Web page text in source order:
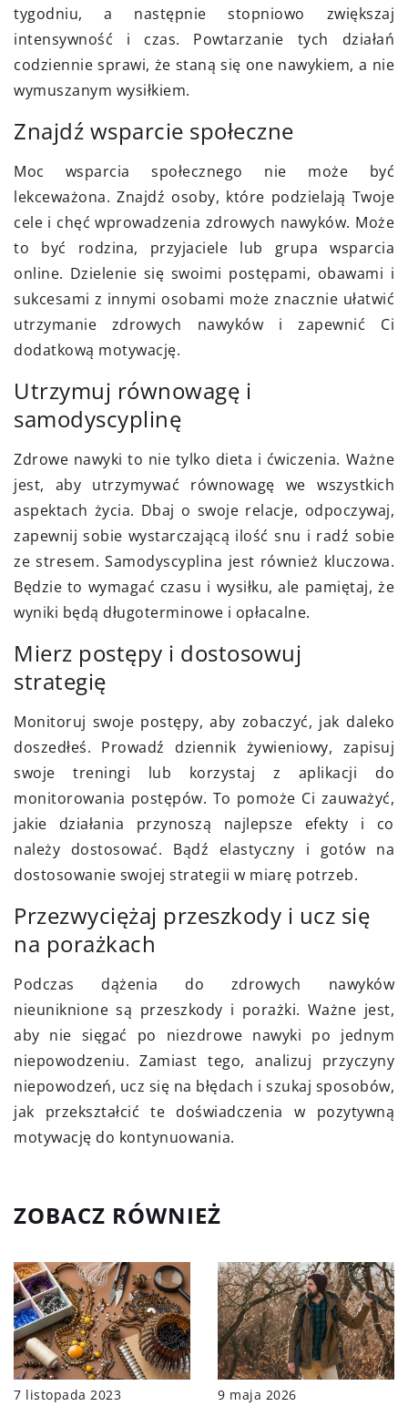
tygodniu, a następnie stopniowo zwiększaj
intensywność i czas. Powtarzanie tych działań
codziennie sprawi, że staną się one nawykiem, a nie
wymuszanym wysiłkiem.
Znajdź wsparcie społeczne
Moc wsparcia społecznego nie może być
lekceważona. Znajdź osoby, które podzielają Twoje
cele i chęć wprowadzenia zdrowych nawyków. Może
to być rodzina, przyjaciele lub grupa wsparcia
online. Dzielenie się swoimi postępami, obawami i
sukcesami z innymi osobami może znacznie ułatwić
utrzymanie zdrowych nawyków i zapewnić Ci
dodatkową motywację.
Utrzymuj równowagę i
samodyscyplinę
Zdrowe nawyki to nie tylko dieta i ćwiczenia. Ważne
jest, aby utrzymywać równowagę we wszystkich
aspektach życia. Dbaj o swoje relacje, odpoczywaj,
zapewnij sobie wystarczającą ilość snu i radź sobie
ze stresem. Samodyscyplina jest również kluczowa.
Będzie to wymagać czasu i wysiłku, ale pamiętaj, że
wyniki będą długoterminowe i opłacalne.
Mierz postępy i dostosowuj
strategię
Monitoruj swoje postępy, aby zobaczyć, jak daleko
doszedłeś. Prowadź dziennik żywieniowy, zapisuj
swoje treningi lub korzystaj z aplikacji do
monitorowania postępów. To pomoże Ci zauważyć,
jakie działania przynoszą najlepsze efekty i co
należy dostosować. Bądź elastyczny i gotów na
dostosowanie swojej strategii w miarę potrzeb.
Przezwyciężaj przeszkody i ucz się
na porażkach
Podczas dążenia do zdrowych nawyków
nieuniknione są przeszkody i porażki. Ważne jest,
aby nie sięgać po niezdrowe nawyki po jednym
niepowodzeniu. Zamiast tego, analizuj przyczyny
niepowodzeń, ucz się na błędach i szukaj sposobów,
jak przekształcić te doświadczenia w pozytywną
motywację do kontynuowania.
ZOBACZ RÓWNIEŻ
7 listopada 2023 9 maja 2026